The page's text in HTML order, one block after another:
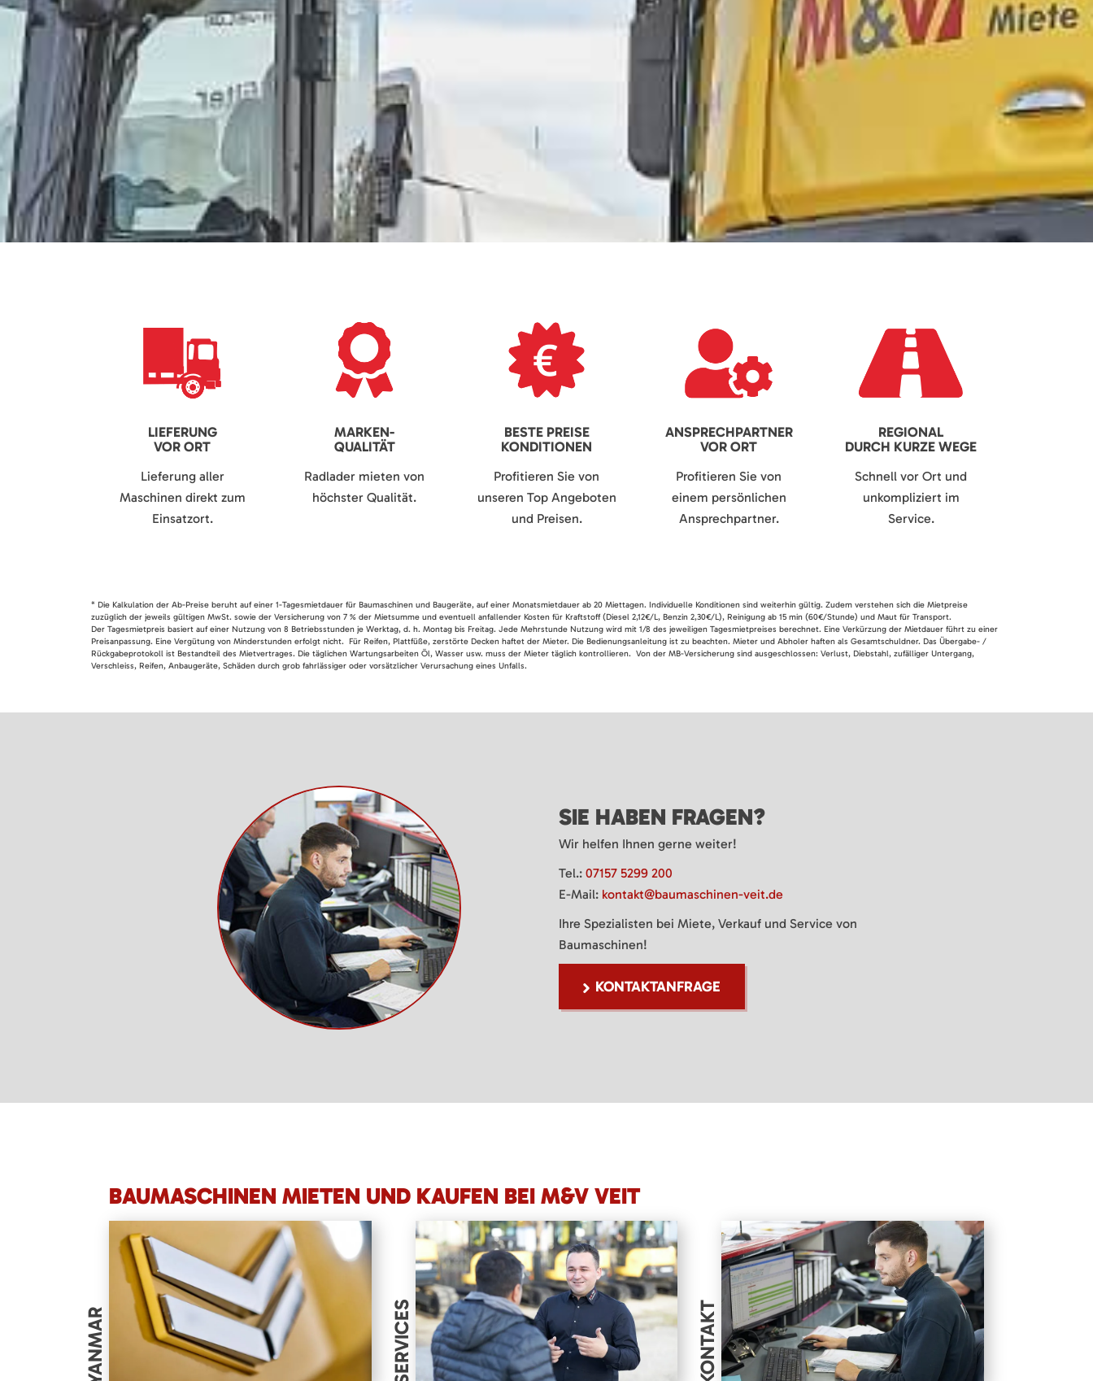
LIEFERUNG
VOR ORT
Lieferung aller
Maschinen direkt zum
Einsatzort.
MARKEN-
QUALITÄT
Radlader mieten von
höchster Qualität.
BESTE PREISE
KONDITIONEN
Profitieren Sie von
unseren Top Angeboten
und Preisen.
ANSPRECHPARTNER
VOR ORT
Profitieren Sie von
einem persönlichen
Ansprechpartner.
REGIONAL
DURCH KURZE WEGE
Schnell vor Ort und
unkompliziert im
Service.
* Die Kalkulation der Ab-Preise beruht auf einer 1-Tagesmietdauer für Baumaschinen und Baugeräte, auf einer Monatsmietdauer ab 20 Miettagen. Individuelle Konditionen sind weiterhin gültig. Zudem verstehen sich die Mietpreise
zuzüglich der jeweils gültigen MwSt. sowie der Versicherung von 7 % der Mietsumme und eventuell anfallender Kosten für Kraftstoff (Diesel 2,12€/L, Benzin 2,30€/L), Reinigung ab 15 min (60€/Stunde) und Maut für Transport.
Der Tagesmietpreis basiert auf einer Nutzung von 8 Betriebsstunden je Werktag, d. h. Montag bis Freitag. Jede Mehrstunde Nutzung wird mit 1/8 des jeweiligen Tagesmietpreises berechnet. Eine Verkürzung der Mietdauer führt zu einer
Preisanpassung. Eine Vergütung von Minderstunden erfolgt nicht. Für Reifen, Plattfüße, zerstörte Decken haftet der Mieter. Die Bedienungsanleitung ist zu beachten. Mieter und Abholer haften als Gesamtschuldner. Das Übergabe- /
Rückgabeprotokoll ist Bestandteil des Mietvertrages. Die täglichen Wartungsarbeiten Öl, Wasser usw. muss der Mieter täglich kontrollieren. Von der MB-Versicherung sind ausgeschlossen: Verlust, Diebstahl, zufälliger Untergang,
Verschleiss, Reifen, Anbaugeräte, Schäden durch grob fahrlässiger oder vorsätzlicher Verursachung eines Unfalls.
SIE HABEN FRAGEN?
Wir helfen Ihnen gerne weiter!
Tel.: 07157 5299 200
E-Mail: kontakt@baumaschinen-veit.de
Ihre Spezialisten bei Miete, Verkauf und Service von
Baumaschinen!
KONTAKTANFRAGE
BAUMASCHINEN MIETEN UND KAUFEN BEI M&V VEIT
YANMAR SERVICES KONTAKT